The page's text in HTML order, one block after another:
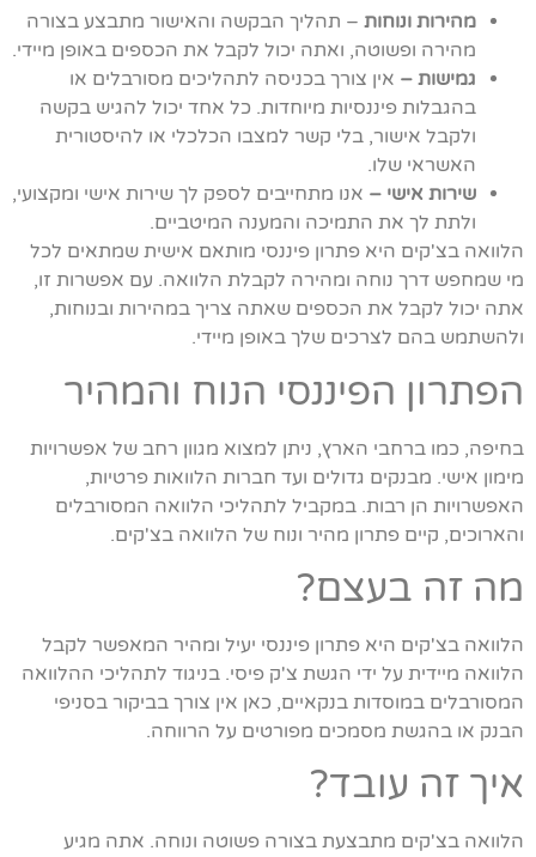
מהירות ונוחות – תהליך הבקשה והאישור מתבצע בצורה
מהירה ופשוטה, ואתה יכול לקבל את הכספים באופן מיידי.
גמישות – אין צורך בכניסה לתהליכים מסורבלים או
בהגבלות פיננסיות מיוחדות. כל אחד יכול להגיש בקשה
ולקבל אישור, בלי קשר למצבו הכלכלי או להיסטורית
האשראי שלו.
שירות אישי – אנו מתחייבים לספק לך שירות אישי ומקצועי,
ולתת לך את התמיכה והמענה המיטביים.
הלוואה בצ'קים היא פתרון פיננסי מותאם אישית שמתאים לכל
מי שמחפש דרך נוחה ומהירה לקבלת הלוואה. עם אפשרות זו,
אתה יכול לקבל את הכספים שאתה צריך במהירות ובנוחות,
ולהשתמש בהם לצרכים שלך באופן מיידי.
הפתרון הפיננסי הנוח והמהיר
בחיפה, כמו ברחבי הארץ, ניתן למצוא מגוון רחב של אפשרויות
מימון אישי. מבנקים גדולים ועד חברות הלוואות פרטיות,
האפשרויות הן רבות. במקביל לתהליכי הלוואה המסורבלים
והארוכים, קיים פתרון מהיר ונוח של הלוואה בצ'קים.
מה זה בעצם?
הלוואה בצ'קים היא פתרון פיננסי יעיל ומהיר המאפשר לקבל
הלוואה מיידית על ידי הגשת צ'ק פיסי. בניגוד לתהליכי ההלוואה
המסורבלים במוסדות בנקאיים, כאן אין צורך בביקור בסניפי
הבנק או בהגשת מסמכים מפורטים על הרווחה.
איך זה עובד?
הלוואה בצ'קים מתבצעת בצורה פשוטה ונוחה. אתה מגיע